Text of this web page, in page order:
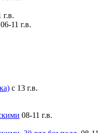
г.в.
06-11 г.в.
с 13 г.в.
08-11 г.в.